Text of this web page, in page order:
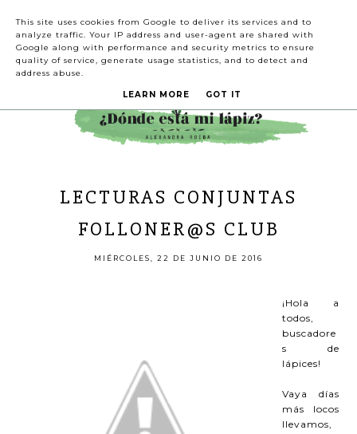
LECTURAS CONJUNTAS
FOLLONER@S CLUB
MIÉRCOLES, 22 DE JUNIO DE 2016
¡Hola a
todos,
buscadore
s de
lápices!
Vaya días
más locos
llevamos,
This site uses cookies from Google to deliver its services and to
analyze traffic. Your IP address and user-agent are shared with
Google along with performance and security metrics to ensure
quality of service, generate usage statistics, and to detect and
address abuse.
LEARN MORE GOT IT